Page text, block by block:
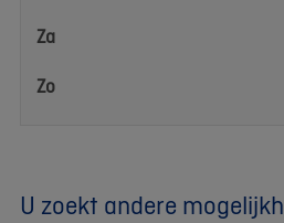
Za
Zo
U zoekt andere